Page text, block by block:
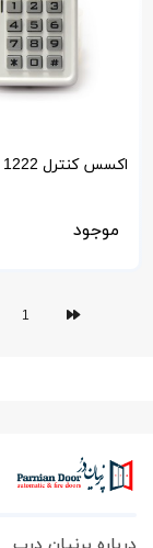
اکسس کنترل 1222
موجود
1